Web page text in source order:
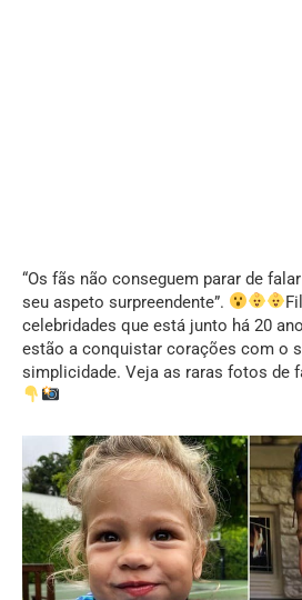
“Os fãs não conseguem parar de
seu aspeto surpreendente”.
celebridades que está junto há 20
estão a conquistar corações com o
simplicidade. Veja as raras fotos de